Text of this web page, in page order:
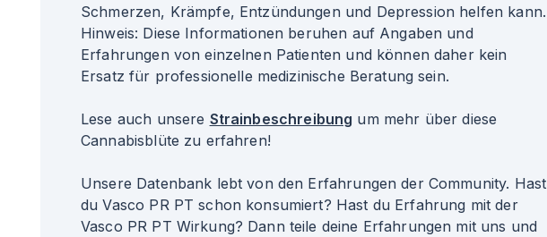
Schmerzen, Krämpfe, Entzündungen und Depression helfen kann.
Hinweis: Diese Informationen beruhen auf Angaben und
Erfahrungen von einzelnen Patienten und können daher kein
Ersatz für professionelle medizinische Beratung sein.
Lese auch unsere Strainbeschreibung um mehr über diese
Cannabisblüte zu erfahren!
Unsere Datenbank lebt von den Erfahrungen der Community. Hast
du Vasco PR PT schon konsumiert? Hast du Erfahrung mit der
Vasco PR PT Wirkung? Dann teile deine Erfahrungen mit uns und